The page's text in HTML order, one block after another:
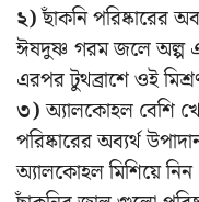
২)ছাঁকনি পরিষ্কারের
ঈষদুষ্ণ গরম জলে অল্প
এরপর টুথব্রাশে ওই
৩)অ্যালকোহল বেশি
পরিষ্কারের অব্যর্থ
অ্যালকোহল মিশিয়ে